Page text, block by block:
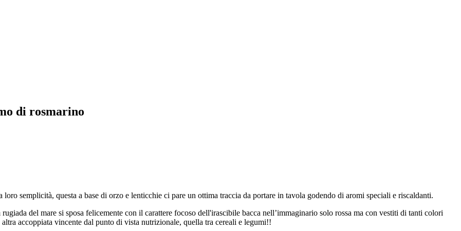
di rosmarino
semplicità, questa a base di orzo e lenticchie ci pare un ottima traccia da portare in tavola godendo di aromi speciali e riscaldanti.
del mare si sposa felicemente con il carattere focoso dell'irascibile bacca nell’immaginario solo rossa ma con vestiti di tanti colori
accoppiata vincente dal punto di vista nutrizionale, quella tra cereali e legumi!!